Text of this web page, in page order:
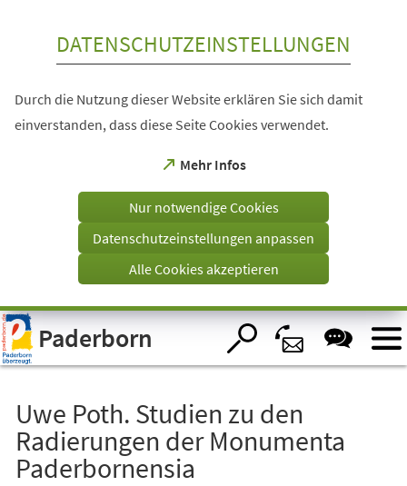
Visuelle
Assistenzsoftware
öffnen.
DATENSCHUTZEINSTELLUNGEN
Durch die Nutzung dieser Website erklären Sie sich damit
einverstanden, dass diese Seite Cookies verwendet.
Mehr Infos
(Öffnet
einem
Tab)
Nur notwendige Cookies
Datenschutzeinstellungen anpassen
Alle Cookies akzeptieren
Paderborn
Uwe Poth. Studien zu den
Radierungen der Monumenta
Paderbornensia